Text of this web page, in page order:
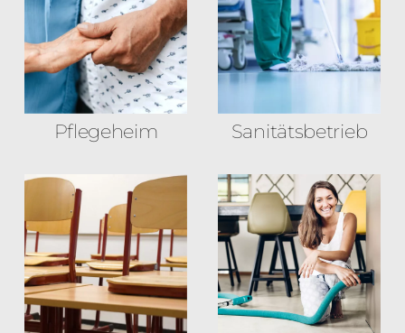
Pflegeheim Sanitäts­betrieb